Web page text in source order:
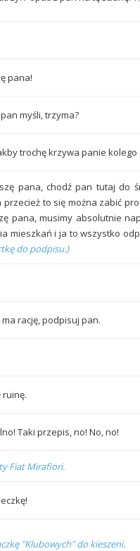
pana!
myśli, trzyma?
trochę krzywa panie kolego
pana, chodź pan tutaj do
przecież to się można zabić
pana, musimy absolutnie
mieszkań i ja to wszystko
do podpisu.)
rację, podpisuj pan.
ruinę.
Taki przepis, no! No, no!
Fiat Mirafiori.
"Klubowych" do kieszeni.